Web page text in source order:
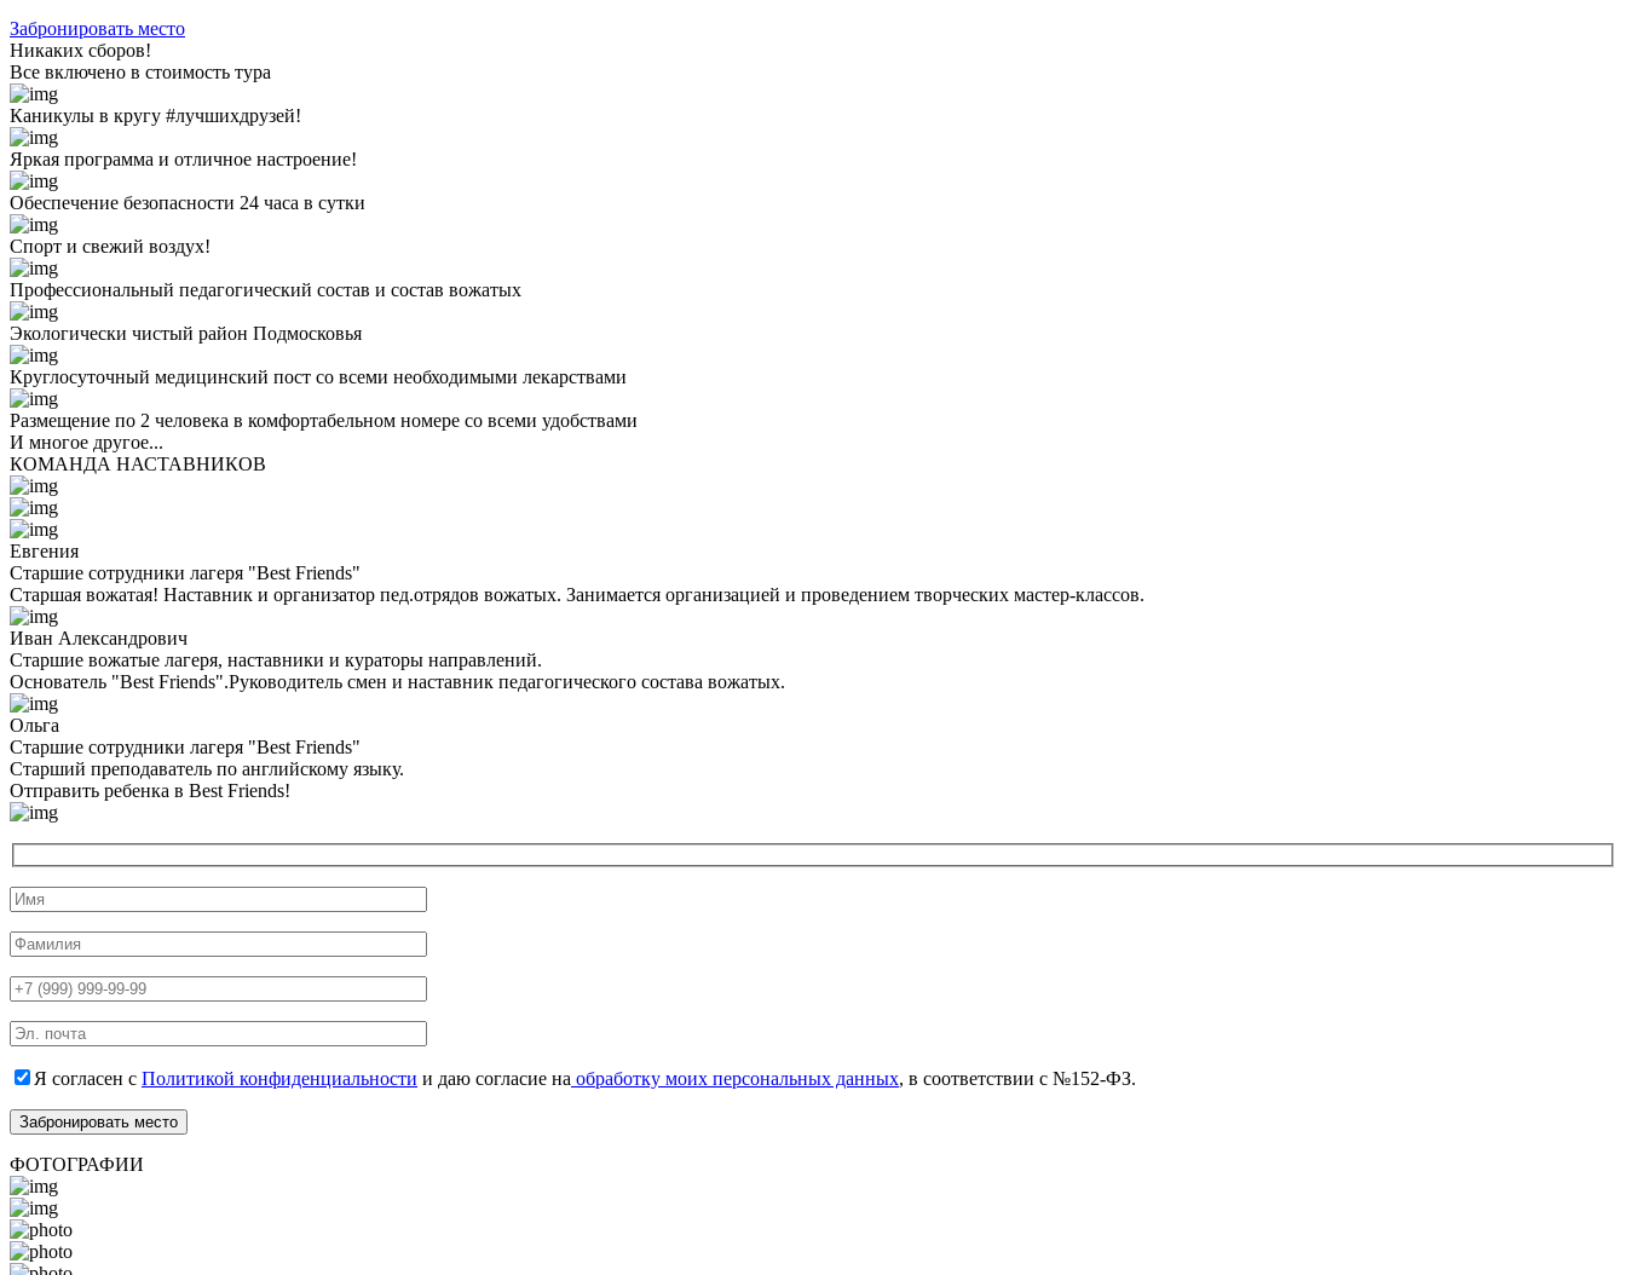
Забронировать место
Никаких сборов!
Все включено в стоимость тура
Каникулы в кругу #лучшихдрузей!
Яркая программа и отличное настроение!
Обеспечение безопасности 24 часа в сутки
Спорт и свежий воздух!
Профессиональный педагогический состав и состав вожатых
Экологически чистый район Подмосковья
Круглосуточный медицинский пост со всеми необходимыми лекарствами
Размещение по 2 человека в комфортабельном номере со всеми удобствами
И многое другое...
КОМАНДА НАСТАВНИКОВ
Евгения
Старшие сотрудники лагеря "Best Friends"
Старшая вожатая! Наставник и организатор пед.отрядов вожатых. Занимается организацией и проведением творческих мастер-классов.
Иван Александрович
Старшие вожатые лагеря, наставники и кураторы направлений.
Основатель "Best Friends".Руководитель смен и наставник педагогического состава вожатых.
Ольга
Старшие сотрудники лагеря "Best Friends"
Cтарший преподаватель по английскому языку.
Отправить ребенка в Best Friends!
Я согласен с Политикой конфиденциальности и даю согласие на обработку моих персональных данных, в соответствии с №152-ФЗ.
ФОТОГРАФИИ